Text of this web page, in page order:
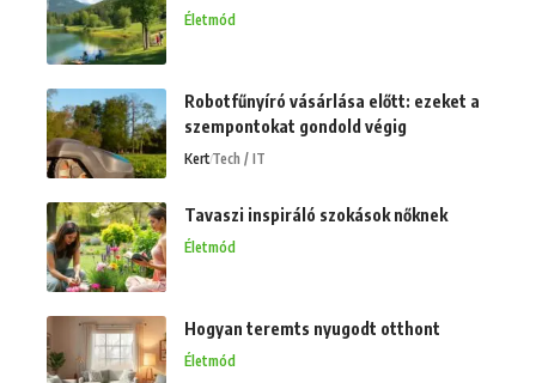
Életmód
Robotfűnyíró vásárlása előtt: ezeket a
szempontokat gondold végig
KertTech / IT
Tavaszi inspiráló szokások nőknek
Életmód
Hogyan teremts nyugodt otthont
Életmód